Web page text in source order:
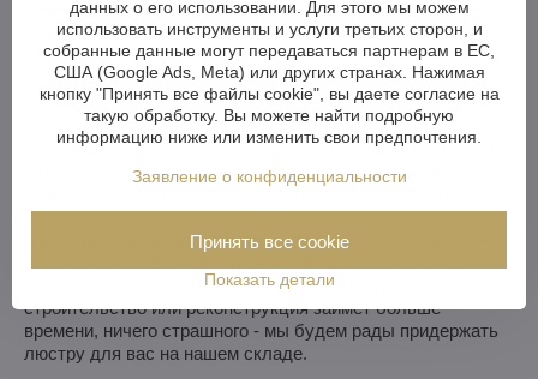
безграничны. А если вам этого недостаточно, мы можем
изготовить хрустальную люстру по вашему проекту.
Если вы не выбрали люстру из нашего ассортимента, мы
изготовим для вас полностью индивидуальную люстру.
Все, что вам нужно, - это рисунок или даже картинка/
фотография того, как вы представляете себе люстру. Мы
оценим возможности производства и в течение недели
Мы можем выполнить простые изменения в течение 3-4
люстра на заказ займут примерно 8-10 недель. Если
строительство или реконструкция займет больше
времени, ничего страшного - мы будем рады придержать
люстру для вас на нашем складе.
данных о его использовании. Для этого мы можем
использовать инструменты и услуги третьих сторон, и
собранные данные могут передаваться партнерам в ЕС,
США (Google Ads, Meta) или других странах. Нажимая
кнопку "Принять все файлы cookie", вы даете согласие на
такую обработку. Вы можете найти подробную
информацию ниже или изменить свои предпочтения.
Заявление о конфиденциальности
Показать детали
Принять все cookie